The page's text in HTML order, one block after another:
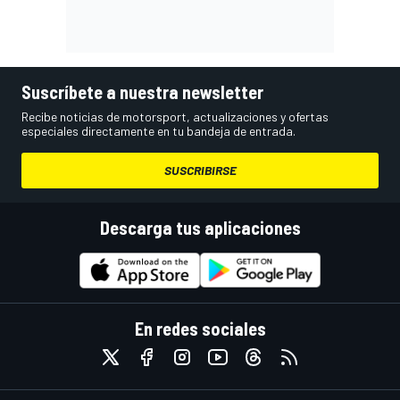
Suscríbete a nuestra newsletter
Recibe noticias de motorsport, actualizaciones y ofertas
especiales directamente en tu bandeja de entrada.
SUSCRIBIRSE
Descarga tus aplicaciones
En redes sociales